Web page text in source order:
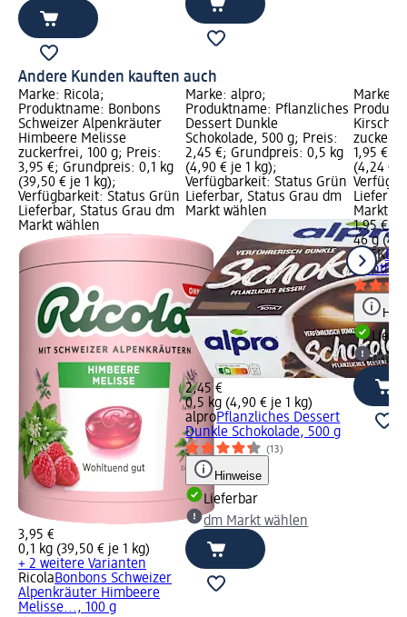
Andere Kunden kauften auch
Marke: Ricola;
Produktname: Bonbons
Schweizer Alpenkräuter
Himbeere Melisse
zuckerfrei, 100 g; Preis:
3,95 €; Grundpreis: 0,1 kg
(39,50 € je 1 kg);
Verfügbarkeit: Status Grün
Lieferbar, Status Grau dm
Markt wählen
3,95 €
0,1 kg (39,50 € je 1 kg)
+ 2 weitere Varianten
RicolaBonbons Schweizer
Alpenkräuter Himbeere
Melisse..., 100 g
Marke: alpro;
Produktname: Pflanzliches
Dessert Dunkle
Schokolade, 500 g; Preis:
2,45 €; Grundpreis: 0,5 kg
(4,90 € je 1 kg);
Verfügbarkeit: Status Grün
Lieferbar, Status Grau dm
Markt wählen
2,45 €
0,5 kg (4,90 € je 1 kg)
alproPflanzliches Dessert
Dunkle Schokolade, 500 g
(13)
Hinweise
Lieferbar
dm Markt wählen
Marke:
Kirsche
1,95 €;
(4,24 €
Markt
1,95 €
46 g
WICK
Menthol
dm